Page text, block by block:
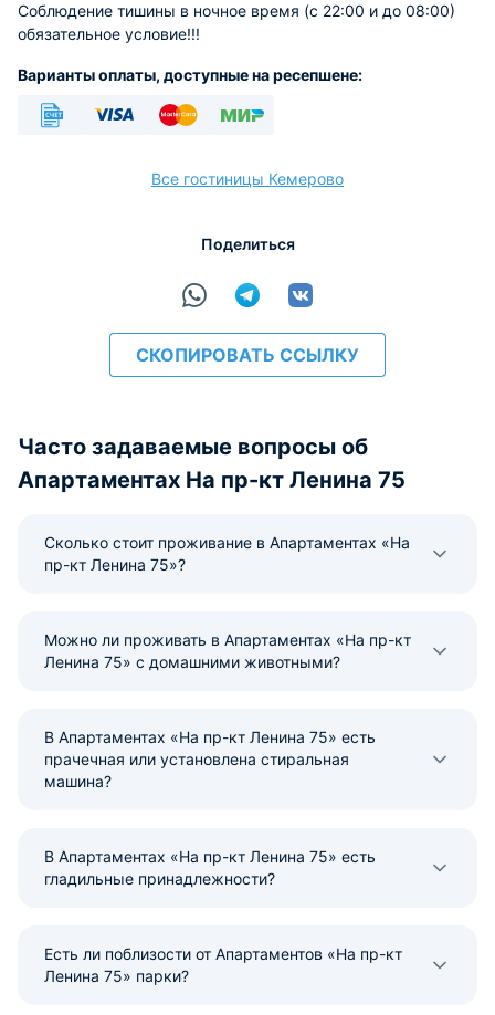
Соблюдение тишины в ночное время (с 22:00 и до 08:00)
обязательное условие!!!
Варианты оплаты, доступные на ресепшене:
Все гостиницы Кемерово
Поделиться
СКОПИРОВАТЬ ССЫЛКУ
Часто задаваемые вопросы об
Апартаментах На пр-кт Ленина 75
Сколько стоит проживание в Апартаментах «На
пр-кт Ленина 75»?
Можно ли проживать в Апартаментах «На пр-кт
Ленина 75» с домашними животными?
В Апартаментах «На пр-кт Ленина 75» есть
прачечная или установлена стиральная
машина?
В Апартаментах «На пр-кт Ленина 75» есть
гладильные принадлежности?
Есть ли поблизости от Апартаментов «На пр-кт
Ленина 75» парки?